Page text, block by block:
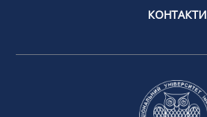
КОНТАКТИ